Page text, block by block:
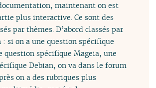
maintenant on est
plus interactive. Ce sont des
par thèmes. D’abord classés par
si on a une question spécifique
question spécifique Mageia, une
Debian, on va dans le forum
on a des rubriques plus